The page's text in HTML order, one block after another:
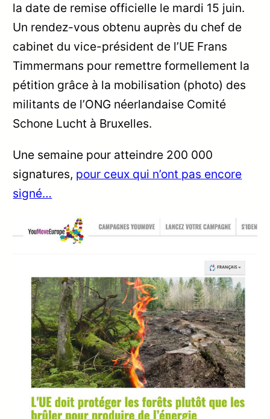
la date de remise officielle le mardi 15 juin.
Un rendez-vous obtenu auprès du chef de
cabinet du vice-président de l’UE Frans
Timmermans pour remettre formellement la
pétition grâce à la mobilisation (photo) des
militants de l’ONG néerlandaise Comité
Schone Lucht à Bruxelles.
Une semaine pour atteindre 200 000
signatures, pour ceux qui n’ont pas encore
signé…